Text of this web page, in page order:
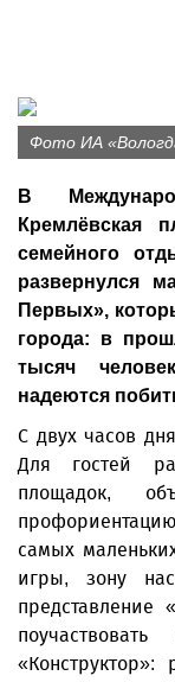
Фото ИА
В
Кремлёвская
семейного
развернулся
Первых»,
города: в
тысяч
надеются
С двух часов
Для гостей
площадок,
самых
игры, зону
представление